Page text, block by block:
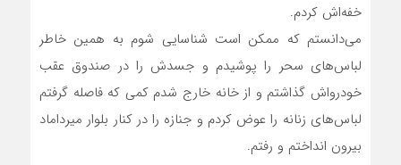
خفه‌اش کردم.
می‌دانستم که ممکن است شناسایی شوم به همین خاطر
لباس‌های سحر را پوشیدم و جسدش را در صندوق عقب
خودرواش گذاشتم و از خانه خارج شدم کمی که فاصله گرفتم
لباس‌های زنانه را عوض کردم و جنازه را در کنار بلوار میرداماد
بیرون انداختم و رفتم.